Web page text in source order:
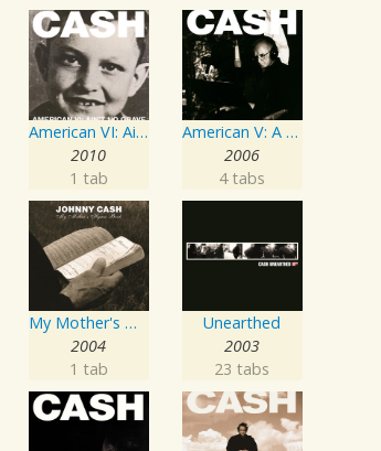
American VI: Ain't No Grave
2010
1 tab
American V: A Hundred Highways
2006
4 tabs
My Mother's Hymn Book
2004
1 tab
Unearthed
2003
23 tabs